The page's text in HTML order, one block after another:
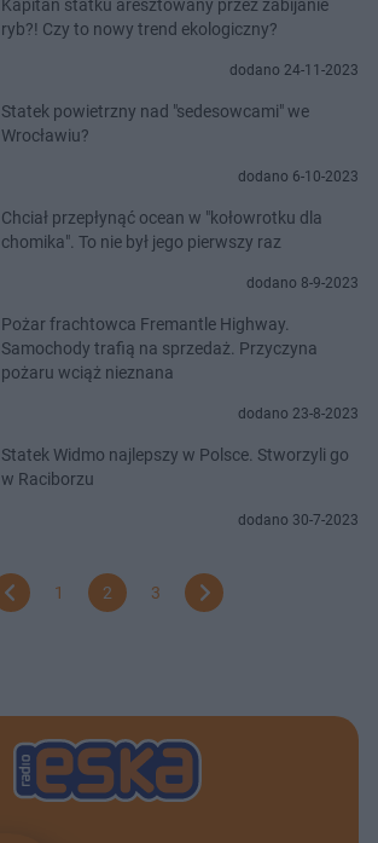
Kapitan statku aresztowany przez zabijanie
ryb?! Czy to nowy trend ekologiczny?
dodano 24-11-2023
Statek powietrzny nad "sedesowcami" we
Wrocławiu?
dodano 6-10-2023
Chciał przepłynąć ocean w "kołowrotku dla
chomika". To nie był jego pierwszy raz
dodano 8-9-2023
Pożar frachtowca Fremantle Highway.
Samochody trafią na sprzedaż. Przyczyna
pożaru wciąż nieznana
dodano 23-8-2023
Statek Widmo najlepszy w Polsce. Stworzyli go
w Raciborzu
dodano 30-7-2023
1 2 3